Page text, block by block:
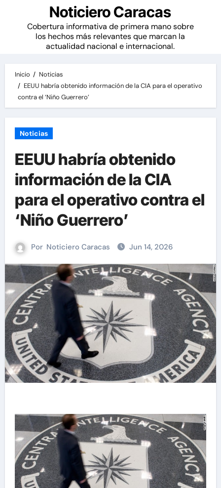
Noticiero Caracas
Cobertura informativa de primera mano sobre
los hechos más relevantes que marcan la
actualidad nacional e internacional.
Inicio
Noticias
EEUU habría obtenido información de la CIA para el operativo
contra el ‘Niño Guerrero’
Noticias
EEUU habría obtenido
información de la CIA
para el operativo contra el
‘Niño Guerrero’
Por Noticiero Caracas Jun 14, 2026